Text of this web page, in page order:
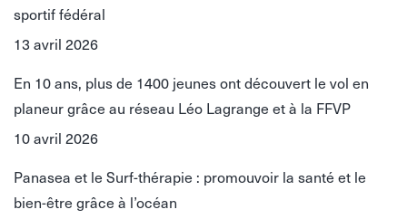
sportif fédéral
13 avril 2026
En 10 ans, plus de 1400 jeunes ont découvert le vol en
planeur grâce au réseau Léo Lagrange et à la FFVP
10 avril 2026
Panasea et le Surf-thérapie : promouvoir la santé et le
bien-être grâce à l’océan